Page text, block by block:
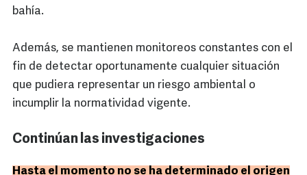
bahía.
Además, se mantienen monitoreos constantes con el
fin de detectar oportunamente cualquier situación
que pudiera representar un riesgo ambiental o
incumplir la normatividad vigente.
Continúan las investigaciones
Hasta el momento no se ha determinado el origen